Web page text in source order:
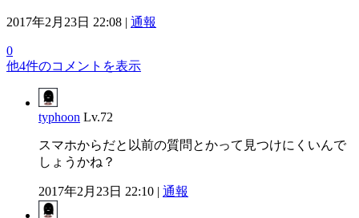
2017年2月23日 22:08 | 通報
0
他4件のコメントを表示
typhoon Lv.72
スマホからだと以前の質問とかって見つけにくいんで
しょうかね？
2017年2月23日 22:10 | 通報